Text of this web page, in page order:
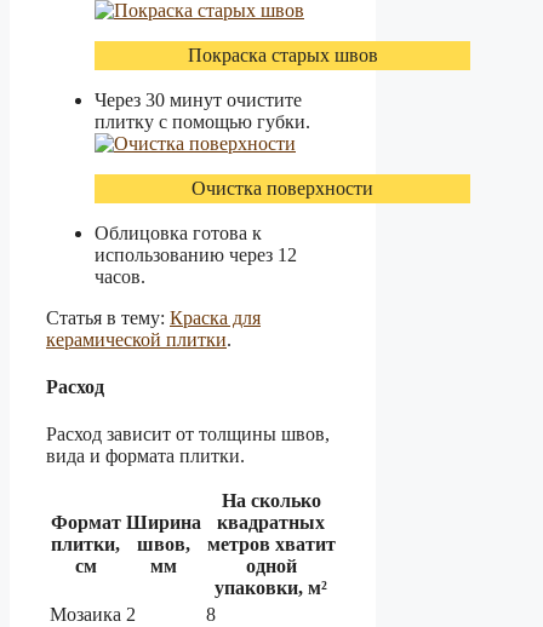
Покраска старых швов
Через 30 минут очистите
плитку с помощью губки.
Очистка поверхности
Облицовка готова к
использованию через 12
часов.
Статья в тему: Краска для
керамической плитки.
Расход
Расход зависит от толщины швов,
вида и формата плитки.
Формат
плитки,
см
Ширина
швов,
мм
На сколько
квадратных
метров хватит
одной
упаковки, м²
Мозаика 2
8